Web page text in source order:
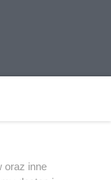
oraz inne